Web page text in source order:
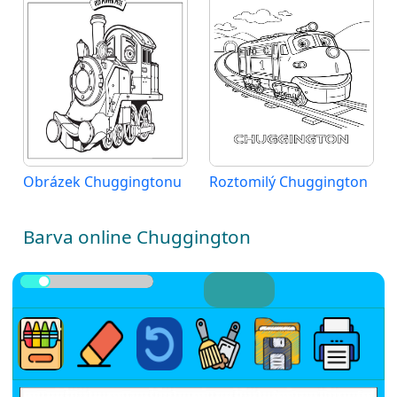
Obrázek Chuggingtonu Roztomilý Chuggington
Barva online Chuggington